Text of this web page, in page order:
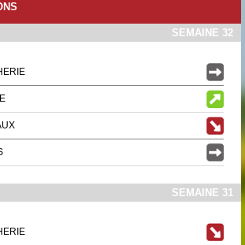
SEMAINE 32
SEMAINE 31